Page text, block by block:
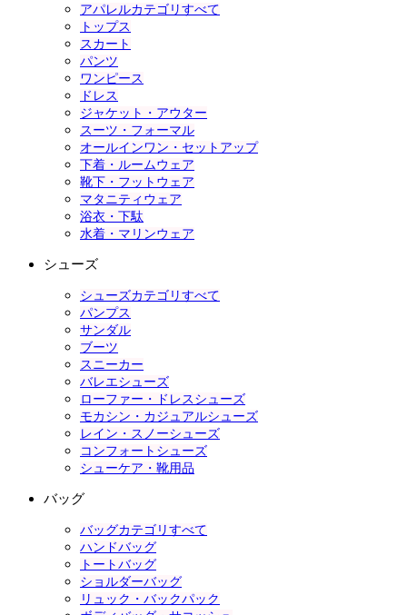
アパレルカテゴリすべて
トップス
スカート
パンツ
ワンピース
ドレス
ジャケット・アウター
スーツ・フォーマル
オールインワン・セットアップ
下着・ルームウェア
靴下・フットウェア
マタニティウェア
浴衣・下駄
水着・マリンウェア
シューズ
シューズカテゴリすべて
パンプス
サンダル
ブーツ
スニーカー
バレエシューズ
ローファー・ドレスシューズ
モカシン・カジュアルシューズ
レイン・スノーシューズ
コンフォートシューズ
シューケア・靴用品
バッグ
バッグカテゴリすべて
ハンドバッグ
トートバッグ
ショルダーバッグ
リュック・バックパック